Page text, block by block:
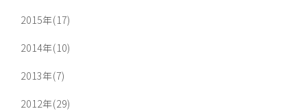
2015年(17)
2014年(10)
2013年(7)
2012年(29)